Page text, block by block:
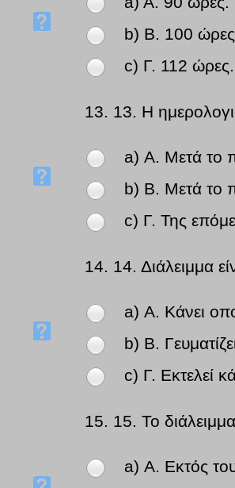
b) Β. 100
c) Γ. 112 ώρες.
13. 13. Η
a) Α. Μετά το
b) Β. Μετά το
c) Γ. Της
14. 14. Διάλειμμα
a) Α. Κάνει
b) Β.
c) Γ. Εκτελεί
15. 15. Το διάλειμμα
a) Α. Εκτός